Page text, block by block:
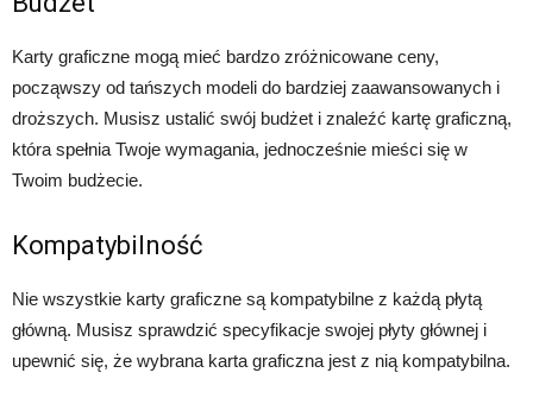
Karty graficzne mogą mieć bardzo zróżnicowane ceny,
począwszy od tańszych modeli do bardziej zaawansowanych i
droższych. Musisz ustalić swój budżet i znaleźć kartę graficzną,
która spełnia Twoje wymagania, jednocześnie mieści się w
Twoim budżecie.
Kompatybilność
Nie wszystkie karty graficzne są kompatybilne z każdą płytą
główną. Musisz sprawdzić specyfikacje swojej płyty głównej i
upewnić się, że wybrana karta graficzna jest z nią kompatybilna.